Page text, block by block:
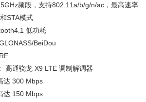
频段，支持802.11a/b/g/n/ac，最高速率
STA模式
低功耗
BeiDou
通骁龙 X9 LTE 调制解调器
300 Mbps
150 Mbps